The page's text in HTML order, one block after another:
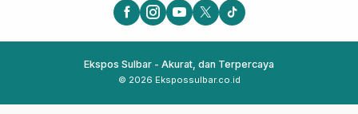
Ekspos Sulbar - Akurat, dan Terpercaya
© 2026 Ekspossulbar.co.id